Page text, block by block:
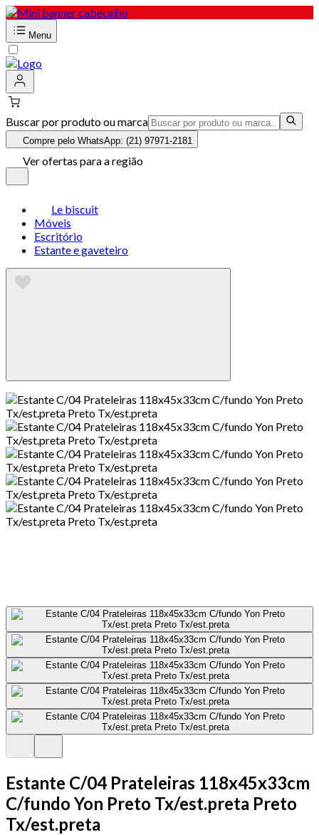
Menu
Buscar por produto ou marca
Compre pelo WhatsApp: (21) 97971-2181
Ver ofertas para a região
Le biscuit
Móveis
Escritório
Estante e gaveteiro
Estante C/04 Prateleiras 118x45x33cm
C/fundo Yon Preto Tx/est.preta Preto
Tx/est.preta